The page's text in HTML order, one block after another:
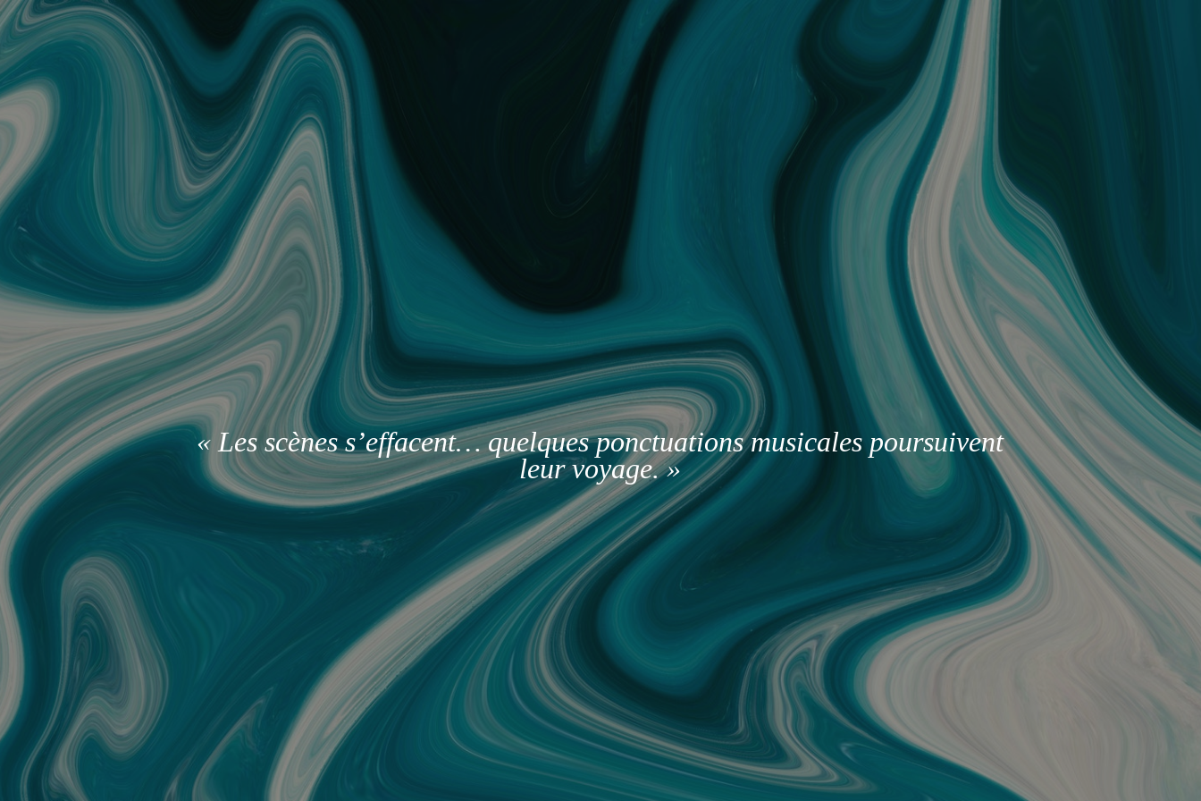
« Les scènes s’effacent… quelques ponctuations musicales poursuivent
leur voyage. »